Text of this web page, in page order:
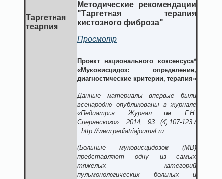
Таргетная
теарпия
Методические рекомендации
"Таргетная терапия
кистозного фиброза"
Просмотр
Проект национального консенсуса*
«Муковисцидоз: определение,
диагностические критерии, терапия»
Данные материалы впервые были
всенародно опубликованы в журнале
«Педиатрия. Журнал им. Г.Н.
Сперанского». 2014; 93 (4):107-123./
http://www.pediatriajournal.ru
(Больные муковисцидозом (МВ)
представляют одну из самых
тяжелых категорий
пульмонологических больных и